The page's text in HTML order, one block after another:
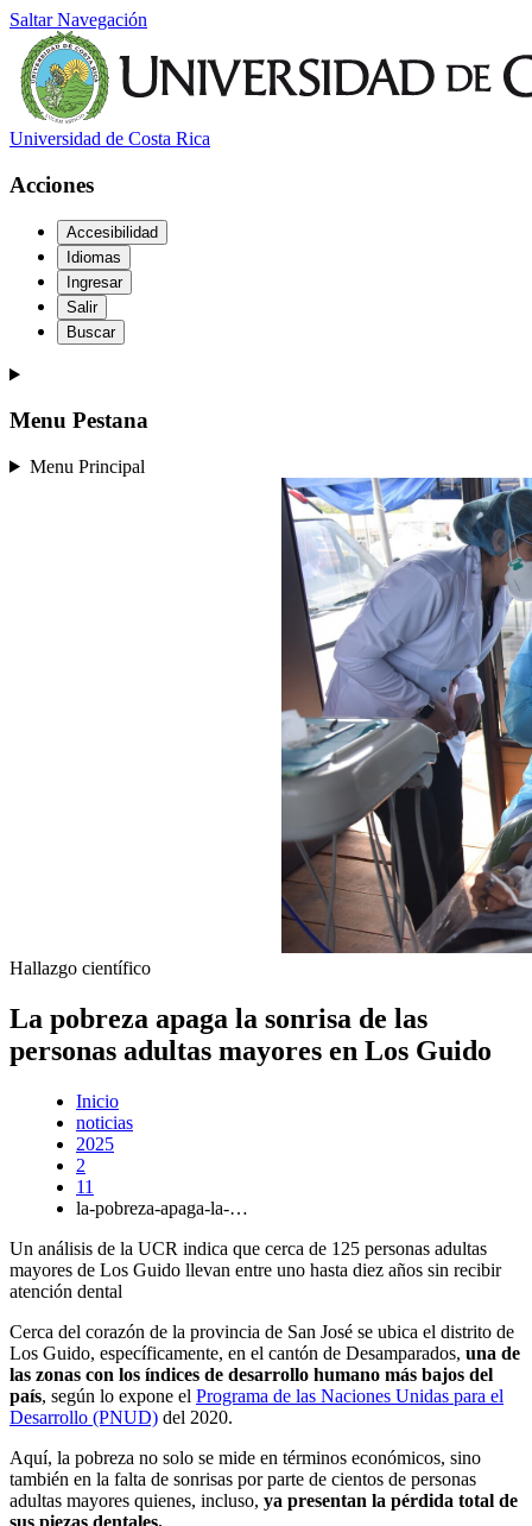
Saltar Navegación
Universidad de Costa Rica
Acciones
Accesibilidad
Idiomas
Ingresar
Salir
Buscar
Menu Pestana
Menu Principal
Hallazgo científico
La pobreza apaga la sonrisa de las
personas adultas mayores en Los Guido
Inicio
noticias
2025
2
11
la-pobreza-apaga-la-…
Un análisis de la UCR indica que cerca de 125 personas adultas
mayores de Los Guido llevan entre uno hasta diez años sin recibir
atención dental
Cerca del corazón de la provincia de San José se ubica el distrito de
Los Guido, específicamente, en el cantón de Desamparados, una de
las zonas con los índices de desarrollo humano más bajos del
país, según lo expone el Programa de las Naciones Unidas para el
Desarrollo (PNUD) del 2020.
Aquí, la pobreza no solo se mide en términos económicos, sino
también en la falta de sonrisas por parte de cientos de personas
adultas mayores quienes, incluso, ya presentan la pérdida total de
sus piezas dentales.